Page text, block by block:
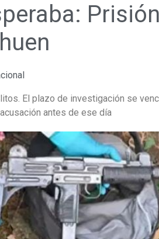
El plazo de investigación se
antes de ese día